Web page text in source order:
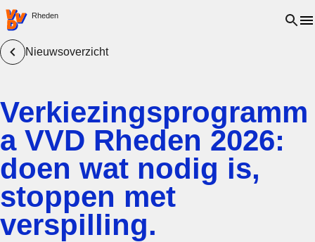
VVD.nl - Ga naar de homepage
Rheden Open
Nieuwsoverzicht
Verkiezingsprogramm
a VVD Rheden 2026:
doen wat nodig is,
stoppen met
verspilling.